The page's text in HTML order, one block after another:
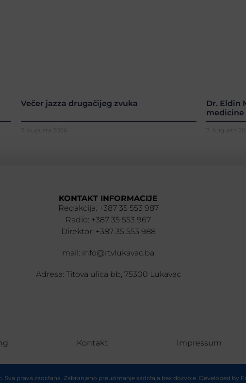
Večer jazza drugačijeg zvuka
7. Augusta 2026.
Dr. Eldin
medicine
7. Augusta
KONTAKT INFORMACIJE
Redakcija: +387 35 553 987
Radio: +387 35 553 967
Direktor: +387 35 553 988
mail: info@rtvlukavac.ba
Adresa: Titova ulica bb, 75300 Lukavac
Kontakt Impressum
Sva prava zadržana. Zabranjeno preuzimanje sadržaja bez dozvole. Developed by